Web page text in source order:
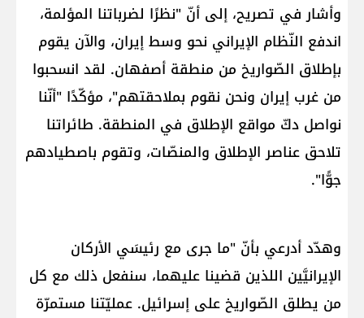
وأشار في تصريح، إلى أنّ "نظرًا لضرباتنا المؤلمة،
اندفع النّظام الإيراني نحو وسط إيران، والآن يقوم
بإطلاق الصّواريخ من منطقة أصفهان. لقد انسحبوا
من غرب إيران ونحن نقوم بملاحقتهم"، مؤكّدًا "أنّنا
نواصل دكّ مواقع الإطلاق في المنطقة. طائراتنا
تلاحق عناصر الإطلاق والمنصّات، وتقوم باصطيادهم
جوًّا".
وهدّد أدرعي بأنّ "ما جرى مع رئيسَي الأركان
الإيرانيَّين اللذين قضينا عليهما، سنفعل ذلك مع كل
من يطلق الصّواريخ على إسرائيل. عمليّتنا مستمرّة